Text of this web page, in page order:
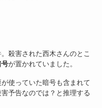
殺害された西木さんのとこ
号が置かれていました。
使っていた暗号も含まれて
予告なのでは？と推理する